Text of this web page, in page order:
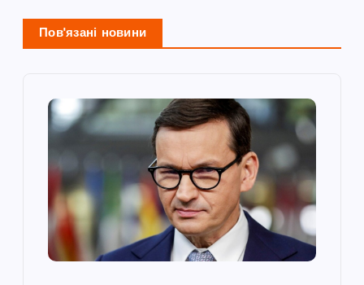
ц
Пов'язані новини